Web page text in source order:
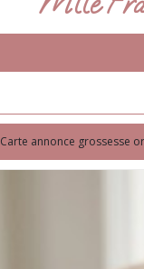
Carte annonce grossesse